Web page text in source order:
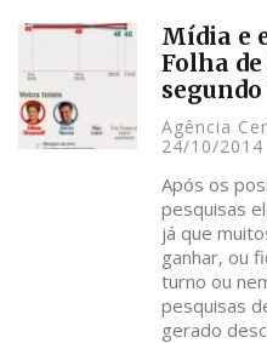
Mídia e
Folha
Agência
24/10/2014
Após os
pesquisas
já que
ganhar, ou
turno ou
pesquisas
gerado